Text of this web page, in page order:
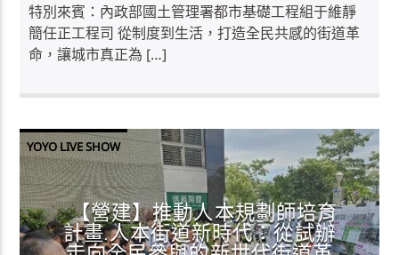
特別來賓：內政部國土管理署都市基礎工程組于維靜
簡任正工程司 從制度到生活，打造全民共感的街道革
命，讓城市真正為 […]
YOYO LIVE SHOW
【營建】推動人本規劃師培育
計畫.人本街道新時代：從試辦